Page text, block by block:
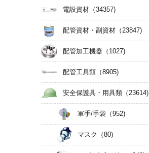
電設資材 （34357)
配管資材・副資材 （23847)
配管加工機器 （1027)
配管工具類 （8905)
安全保護具・用具類 （23614)
軍手/手袋（952)
マスク （80)